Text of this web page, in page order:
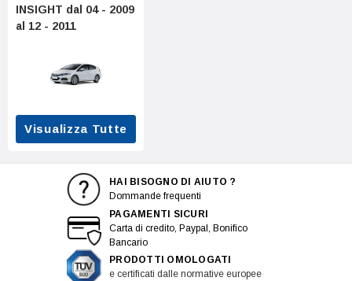
INSIGHT dal 04 - 2009
al 12 - 2011
Visualizza Tutte
HAI BISOGNO DI AIUTO ?
Dommande frequenti
PAGAMENTI SICURI
Carta di credito, Paypal, Bonifico
Bancario
PRODOTTI OMOLOGATI
e certificati dalle normative europee